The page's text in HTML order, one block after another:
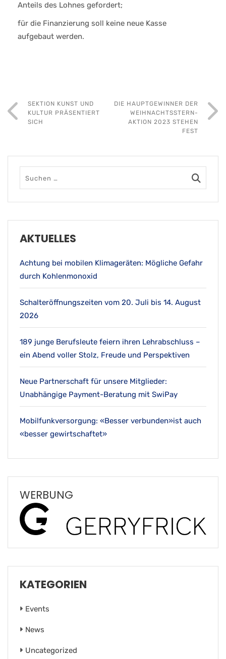
Anteils des Lohnes gefordert;
für die Finanzierung soll keine neue Kasse
aufgebaut werden.
SEKTION KUNST UND
KULTUR PRÄSENTIERT
SICH
DIE HAUPTGEWINNER DER
WEIHNACHTSSTERN-
AKTION 2023 STEHEN
FEST
AKTUELLES
Achtung bei mobilen Klimageräten: Mögliche Gefahr
durch Kohlenmonoxid
Schalteröffnungszeiten vom 20. Juli bis 14. August
2026
189 junge Berufsleute feiern ihren Lehrabschluss –
ein Abend voller Stolz, Freude und Perspektiven
Neue Partnerschaft für unsere Mitglieder:
Unabhängige Payment-Beratung mit SwiPay
Mobilfunkversorgung: «Besser verbunden»ist auch
«besser gewirtschaftet»
WERBUNG
KATEGORIEN
Events
News
Uncategorized